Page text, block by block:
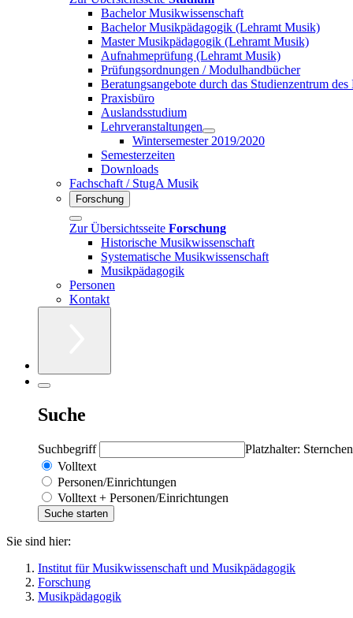
Bachelor Musikwissenschaft
Bachelor Musikpädagogik (Lehramt Musik)
Master Musikpädagogik (Lehramt Musik)
Aufnahmeprüfung (Lehramt Musik)
Prüfungsordnungen / Modulhandbücher
Beratungsangebote durch das Studienzentrum des
Praxisbüro
Auslandsstudium
Lehrveranstaltungen
Wintersemester 2019/2020
Semesterzeiten
Downloads
Fachschaft / StugA Musik
Forschung
Zur Übersichtsseite Forschung
Historische Musikwissenschaft
Systematische Musikwissenschaft
Musikpädagogik
Personen
Kontakt
Suche
Suchbegriff
Platzhalter:
Volltext
Personen/Einrichtungen
Volltext + Personen/Einrichtungen
Sie sind hier:
Institut für Musikwissenschaft und Musikpädagogik
Forschung
Musikpädagogik